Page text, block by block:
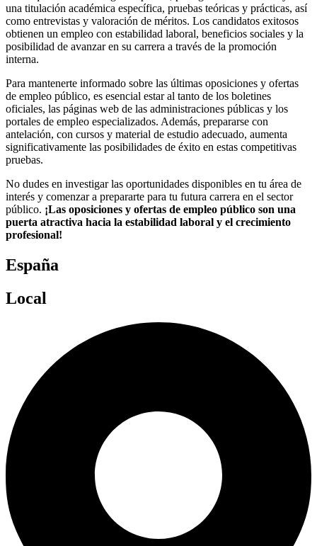
una titulación académica específica, pruebas teóricas y prácticas, así
como entrevistas y valoración de méritos. Los candidatos exitosos
obtienen un empleo con estabilidad laboral, beneficios sociales y la
posibilidad de avanzar en su carrera a través de la promoción
interna.
Para mantenerte informado sobre las últimas oposiciones y ofertas
de empleo público, es esencial estar al tanto de los boletines
oficiales, las páginas web de las administraciones públicas y los
portales de empleo especializados. Además, prepararse con
antelación, con cursos y material de estudio adecuado, aumenta
significativamente las posibilidades de éxito en estas competitivas
pruebas.
No dudes en investigar las oportunidades disponibles en tu área de
interés y comenzar a prepararte para tu futura carrera en el sector
público. ¡Las oposiciones y ofertas de empleo público son una
puerta atractiva hacia la estabilidad laboral y el crecimiento
profesional!
España
Local